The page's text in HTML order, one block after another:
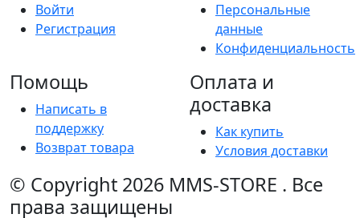
Войти
Регистрация
Персональные
данные
Конфиденциальность
Помощь
Написать в
поддержку
Возврат товара
Оплата и
доставка
Как купить
Условия доставки
© Copyright 2026 MMS-STORE . Все
права защищены